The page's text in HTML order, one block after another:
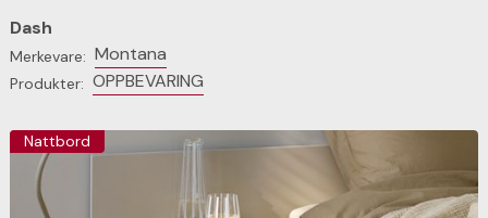
Dash
Merkevare: Montana
Produkter: OPPBEVARING
Nattbord